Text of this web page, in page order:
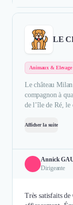
LE
Animaux & Elevage
Le château
compagnon à
de l’île de Ré, le
Afficher la suite
Annick
Dirigeante
Très satisfaits